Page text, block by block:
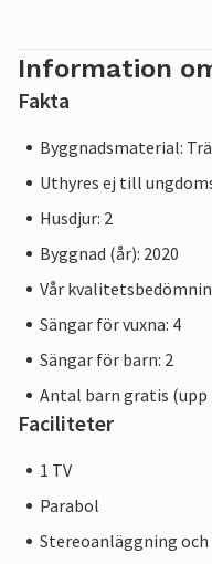
badorter ligger också
De bilder som visas kan
fastigheter är inredda
något.
Grafiken har skapats av
Observera:
vänligen avstå från
Information
Fakta
Byggnadsmaterial: Trä
Uthyres ej till
Husdjur: 2
Byggnad (år): 2020
Vår
Sängar för vuxna: 4
Sängar för barn: 2
Antal barn gratis (upp
Faciliteter
1 TV
Parabol
Stereoanläggning och